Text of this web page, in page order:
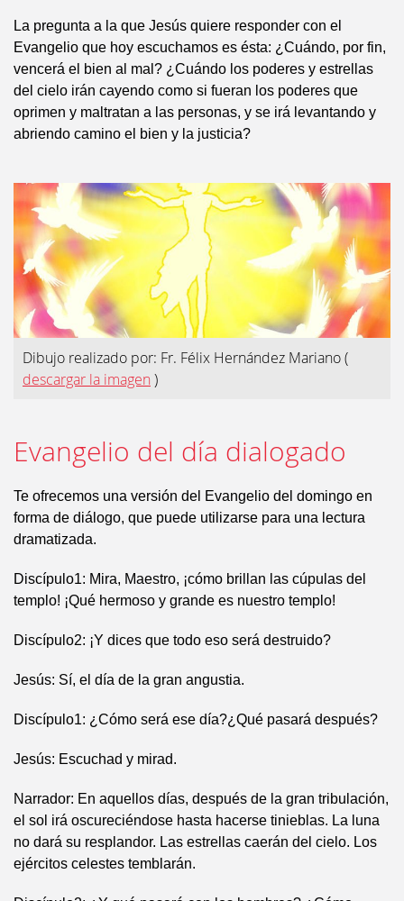
La pregunta a la que Jesús quiere responder con el
Evangelio que hoy escuchamos es ésta: ¿Cuándo, por fin,
vencerá el bien al mal? ¿Cuándo los poderes y estrellas
del cielo irán cayendo como si fueran los poderes que
oprimen y maltratan a las personas, y se irá levantando y
abriendo camino el bien y la justicia?
Dibujo realizado por: Fr. Félix Hernández Mariano(
descargar la imagen )
Evangelio del día dialogado
Te ofrecemos una versión del Evangelio del domingo en
forma de diálogo, que puede utilizarse para una lectura
dramatizada.
Discípulo1: Mira, Maestro, ¡cómo brillan las cúpulas del
templo! ¡Qué hermoso y grande es nuestro templo!
Discípulo2: ¡Y dices que todo eso será destruido?
Jesús: Sí, el día de la gran angustia.
Discípulo1: ¿Cómo será ese día?¿Qué pasará después?
Jesús: Escuchad y mirad.
Narrador: En aquellos días, después de la gran tribulación,
el sol irá oscureciéndose hasta hacerse tinieblas. La luna
no dará su resplandor. Las estrellas caerán del cielo. Los
ejércitos celestes temblarán.